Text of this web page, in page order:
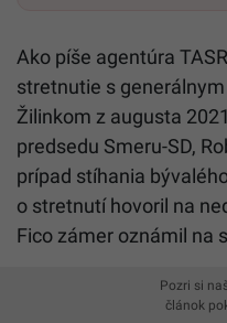
Ako píše agentúra
stretnutie s
Žilinkom z augusta
predsedu Smeru-SD,
prípad stíhania
o stretnutí hovoril na
Fico zámer oznámil na
Pozri si
článok